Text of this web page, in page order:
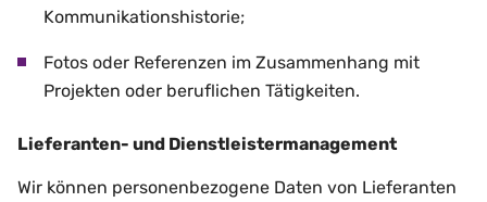
Kommunikationshistorie;
Fotos oder Referenzen im Zusammenhang mit
Projekten oder beruflichen Tätigkeiten.
Lieferanten- und Dienstleistermanagement
Wir können personenbezogene Daten von Lieferanten